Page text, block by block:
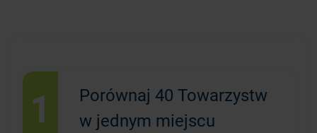
1
Porównaj 40 Towarzystw
w jednym miejscu